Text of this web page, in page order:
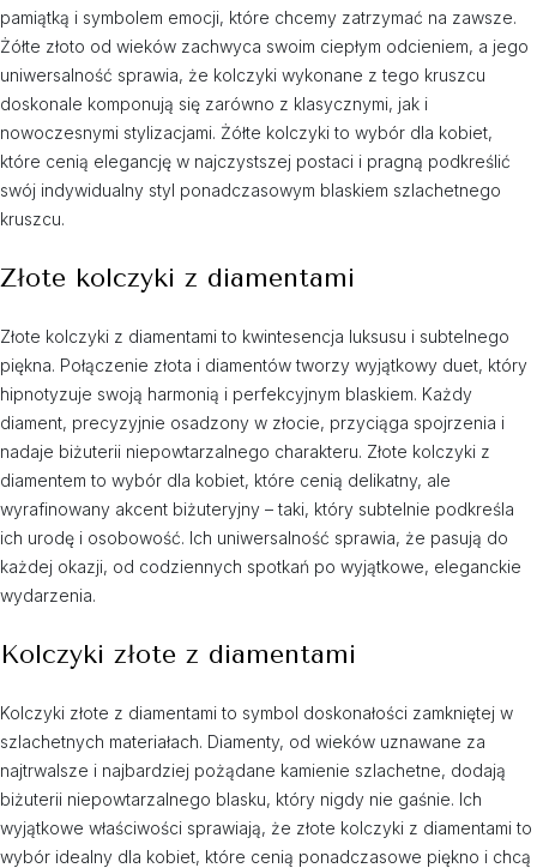
pamiątką i symbolem emocji, które chcemy zatrzymać na zawsze.
Żółte złoto od wieków zachwyca swoim ciepłym odcieniem, a jego
uniwersalność sprawia, że kolczyki wykonane z tego kruszcu
doskonale komponują się zarówno z klasycznymi, jak i
nowoczesnymi stylizacjami. Żółte kolczyki to wybór dla kobiet,
które cenią elegancję w najczystszej postaci i pragną podkreślić
swój indywidualny styl ponadczasowym blaskiem szlachetnego
kruszcu.
Złote kolczyki z diamentami
Złote kolczyki z diamentami to kwintesencja luksusu i subtelnego
piękna. Połączenie złota i diamentów tworzy wyjątkowy duet, który
hipnotyzuje swoją harmonią i perfekcyjnym blaskiem. Każdy
diament, precyzyjnie osadzony w złocie, przyciąga spojrzenia i
nadaje biżuterii niepowtarzalnego charakteru. Złote kolczyki z
diamentem to wybór dla kobiet, które cenią delikatny, ale
wyrafinowany akcent biżuteryjny – taki, który subtelnie podkreśla
ich urodę i osobowość. Ich uniwersalność sprawia, że pasują do
każdej okazji, od codziennych spotkań po wyjątkowe, eleganckie
wydarzenia.
Kolczyki złote z diamentami
Kolczyki złote z diamentami to symbol doskonałości zamkniętej w
szlachetnych materiałach. Diamenty, od wieków uznawane za
najtrwalsze i najbardziej pożądane kamienie szlachetne, dodają
biżuterii niepowtarzalnego blasku, który nigdy nie gaśnie. Ich
wyjątkowe właściwości sprawiają, że złote kolczyki z diamentami to
wybór idealny dla kobiet, które cenią ponadczasowe piękno i chcą